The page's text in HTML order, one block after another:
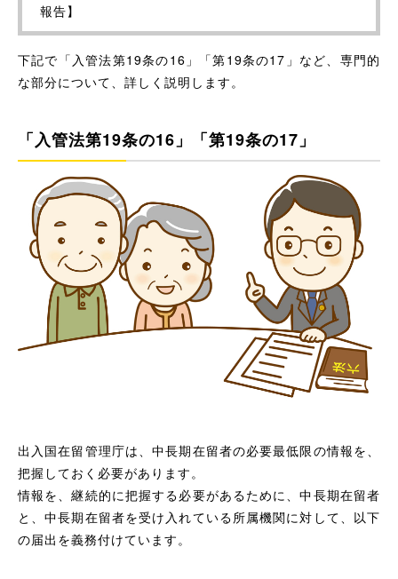
報告】
下記で「入管法第19条の16」「第19条の17」など、専門的
な部分について、詳しく説明します。
「入管法第19条の16」「第19条の17」
出入国在留管理庁は、中長期在留者の必要最低限の情報を、
把握しておく必要があります。
情報を、継続的に把握する必要があるために、中長期在留者
と、中長期在留者を受け入れている所属機関に対して、以下
の届出を義務付けています。